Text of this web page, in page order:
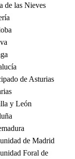
de las Nieves
de Asturias
y León
de Madrid
Foral de